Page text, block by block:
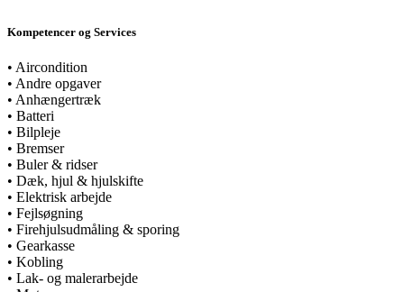
Kompetencer og Services
• Aircondition
• Andre opgaver
• Anhængertræk
• Batteri
• Bilpleje
• Bremser
• Buler & ridser
• Dæk, hjul & hjulskifte
• Elektrisk arbejde
• Fejlsøgning
• Firehjulsudmåling & sporing
• Gearkasse
• Kobling
• Lak- og malerarbejde